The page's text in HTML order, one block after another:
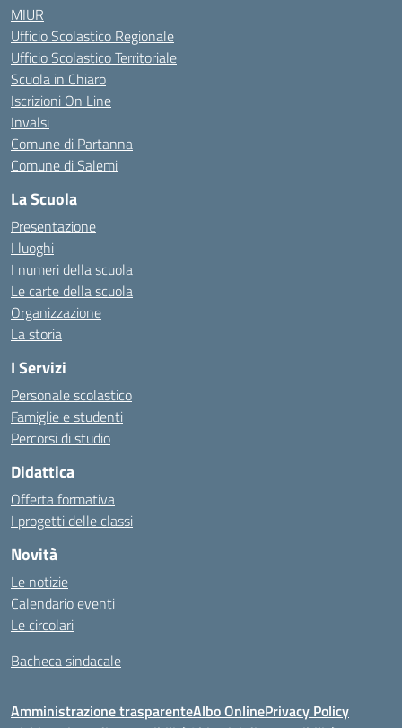
MIUR
Ufficio Scolastico Regionale
Ufficio Scolastico Territoriale
Scuola in Chiaro
Iscrizioni On Line
Invalsi
Comune di Partanna
Comune di Salemi
La Scuola
Presentazione
I luoghi
I numeri della scuola
Le carte della scuola
Organizzazione
La storia
I Servizi
Personale scolastico
Famiglie e studenti
Percorsi di studio
Didattica
Offerta formativa
I progetti delle classi
Novità
Le notizie
Calendario eventi
Le circolari
Bacheca sindacale
Amministrazione trasparenteAlbo OnlinePrivacy Policy